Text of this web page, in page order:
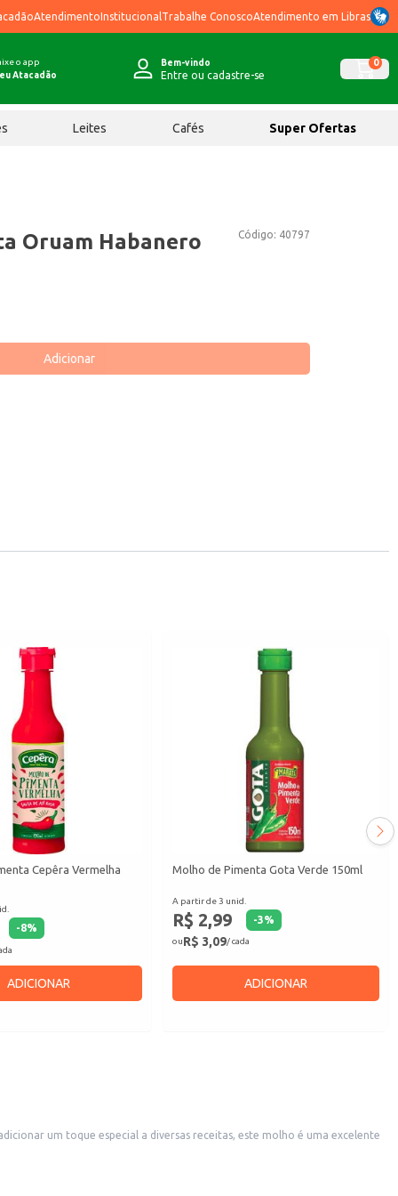
AtendimentoInstitucional Trabalhe ConoscoAtendimento em Libras
o app
Atacadão
Bem-vindo
Entre ou cadastre-se
0
Leites Cafés Super Ofertas
Código: 40797
Oruam Habanero
Adicionar
Cepêra Vermelha
-8%
ADICIONAR
Molho de Pimenta Gota Verde 150ml
A partir de 3 unid.
R$ 2,99 -3%
ouR$ 3,09/ cada
ADICIONAR
um toque especial a diversas receitas, este molho é uma excelente